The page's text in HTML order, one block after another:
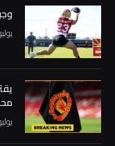
يوليو 30,
يوليو 30,